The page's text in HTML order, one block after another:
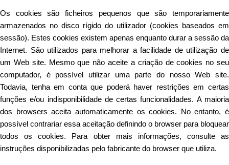
Os cookies são ficheiros pequenos que são temporariamente
armazenados no disco rígido do utilizador (cookies baseados em
sessão). Estes cookies existem apenas enquanto durar a sessão da
Internet. São utilizados para melhorar a facilidade de utilização de
um Web site. Mesmo que não aceite a criação de cookies no seu
computador, é possível utilizar uma parte do nosso Web site.
Todavia, tenha em conta que poderá haver restrições em certas
funções e/ou indisponibilidade de certas funcionalidades. A maioria
dos browsers aceita automaticamente os cookies. No entanto, é
possível contrariar essa aceitação definindo o browser para bloquear
todos os cookies. Para obter mais informações, consulte as
instruções disponibilizadas pelo fabricante do browser que utiliza.